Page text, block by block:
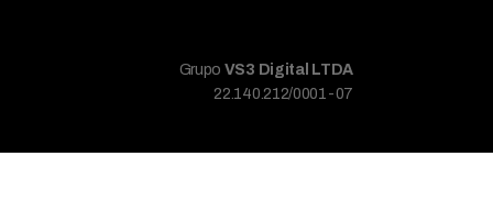
Grupo VS3 Digital LTDA
22.140.212/0001-07